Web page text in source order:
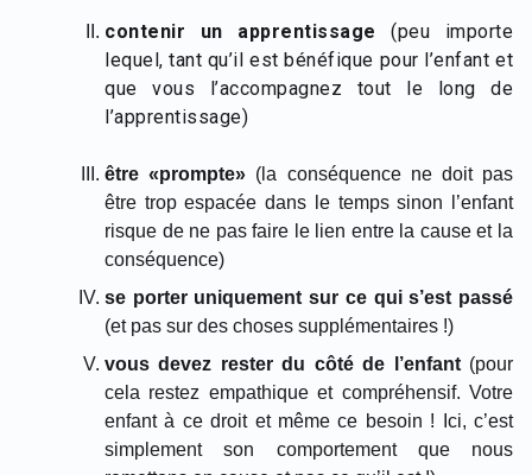
contenir un apprentissage (peu importe
lequel, tant qu’il est bénéfique pour l’enfant et
que vous l’accompagnez tout le long de
l’apprentissage)
être «prompte» (la conséquence ne doit pas
être trop espacée dans le temps sinon l’enfant
risque de ne pas faire le lien entre la cause et la
conséquence)
se porter uniquement sur ce qui s’est passé
(et pas sur des choses supplémentaires !)
vous devez rester du côté de l’enfant(pour
cela restez empathique et compréhensif. Votre
enfant à ce droit et même ce besoin ! Ici, c’est
simplement son comportement que nous